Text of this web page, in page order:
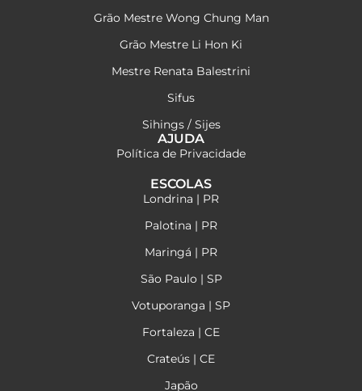
Grão Mestre Wong Chung Man
Grão Mestre Li Hon Ki
Mestre Renata Balestrini
Sifus
Sihings / Sijes
AJUDA
Política de Privacidade
ESCOLAS
Londrina | PR
Palotina | PR
Maringá | PR
São Paulo | SP
Votuporanga | SP
Fortaleza | CE
Crateús | CE
Japão